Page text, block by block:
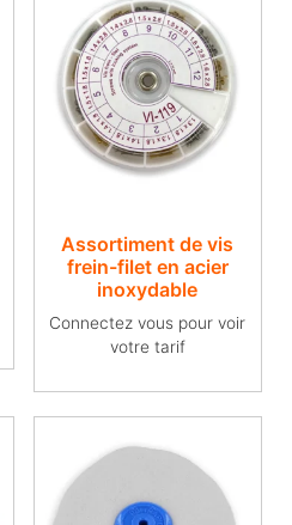
Assortiment de vis
frein-filet en acier
inoxydable
Connectez vous pour voir
votre tarif